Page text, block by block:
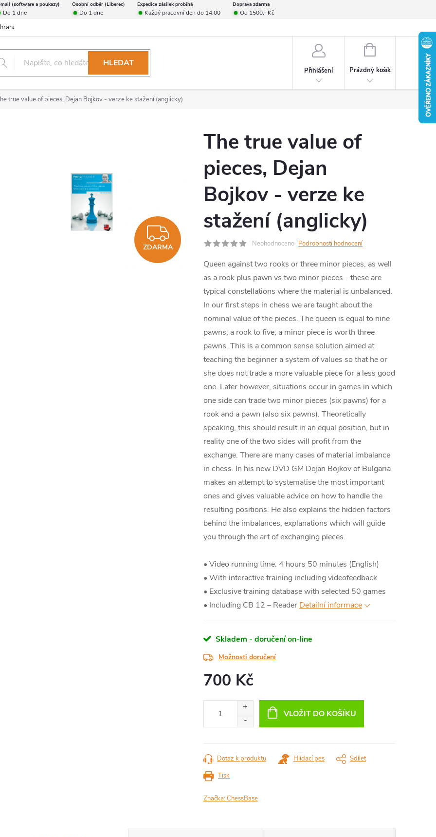
(software a poukazy) Osobní odběr (Liberec) Expedice zásilek probíhá Doprava zdarma
Do 1 dne Do 1 dne Každý pracovní den do 14:00 Od 1500,- Kč
osobních údajů
HLEDAT
Přihlášení
NÁKUPNÍ
Prázdný košík
true value of pieces, Dejan Bojkov - verze ke stažení (anglicky)
ZDARMA
ZDARMA
The true value of
pieces, Dejan
Bojkov - verze ke
stažení (anglicky)
Neohodnoceno Podrobnosti hodnocení
Queen against two rooks or three minor pieces, as well
as a rook plus pawn vs two minor pieces - these are
typical constellations where the material is unbalanced.
In our first steps in chess we are taught about the
nominal value of the pieces. The queen is equal to nine
pawns; a rook to five, a minor piece is worth three
pawns. This is a common sense solution aimed at
teaching the beginner a system of values so that he or
she does not trade a more valuable piece for a less good
one. Later however, situations occur in games in which
one side can trade two minor pieces (six pawns) for a
rook and a pawn (also six pawns). Theoretically
speaking, this should result in an equal position, but in
reality one of the two sides will profit from the
exchange. There are many cases of material imbalance
in chess. In his new DVD GM Dejan Bojkov of Bulgaria
makes an attempt to systematise the most important
ones and gives valuable advice on how to handle the
resulting positions. He also explains the hidden factors
behind the imbalances, explanations which will guide
you through the art of exchanging pieces.
• Video running time: 4 hours 50 minutes (English)
• With interactive training including videofeedback
• Exclusive training database with selected 50 games
• Including CB 12 – Reader Detailní informace
Skladem - doručení on-line
Možnosti doručení
700 Kč
VLOŽIT DO KOŠÍKU
Tisk
Dotaz k produktu Hlídací pes Sdílet
Značka:ChessBase